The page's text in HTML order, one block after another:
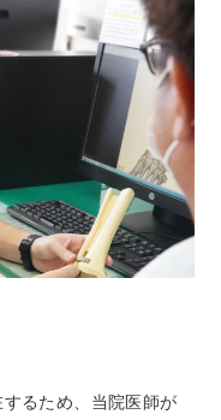
るため、当院医師が